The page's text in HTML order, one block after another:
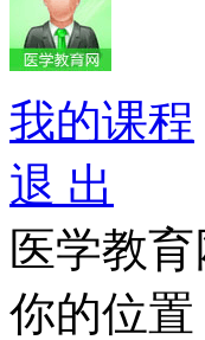
我的课程
退 出
医学教
你的位置